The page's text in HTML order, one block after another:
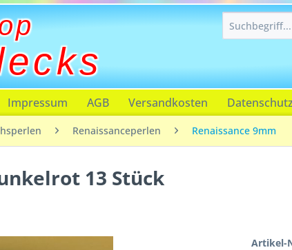
Impressum AGB Versandkosten Datenschutz
Renaissanceperlen Renaissance 9mm
13 Stück
Artikel-